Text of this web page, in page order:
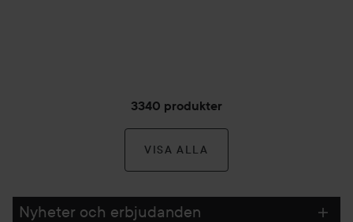
3340 produkter
VISA ALLA
Nyheter och erbjudanden